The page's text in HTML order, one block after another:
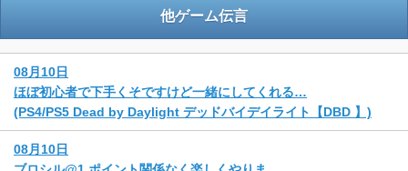
他ゲーム伝言
08月10日
ほぼ初心者で下手くそですけど一緒にしてくれる…
(PS4/PS5 Dead by Daylight デッドバイデイライト【DBD 】)
08月10日